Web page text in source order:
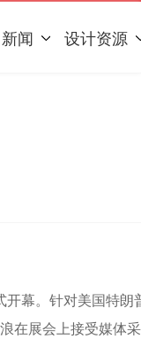
新闻 设计资源
开幕。针对美国特
在展会上接受媒体